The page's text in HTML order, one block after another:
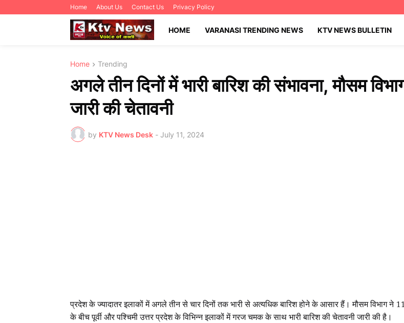
Home About Us Contact Us Privacy Policy
HOME VARANASI TRENDING NEWS KTV NEWS BULLETIN
Home Trending
अगले तीन दिनों में भारी बारिश की संभावना, मौसम
जारी की चेतावनी
by KTV News Desk - July 11, 2024
प्रदेश के ज्यादातर इलाकों में अगले तीन से चार दिनों तक भारी से अत्यधिक बारिश होने के आसार हैं। मौसम विभाग ने
के बीच पूर्वी और पश्चिमी उत्तर प्रदेश के विभिन्न इलाकों में गरज चमक के साथ भारी बारिश की चेतावनी जारी की है।